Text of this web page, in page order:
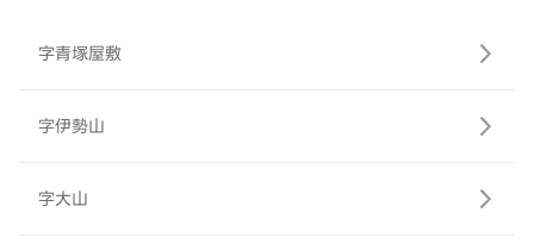
字青塚屋敷
字伊勢山
字大山